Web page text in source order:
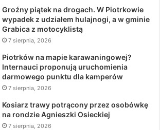
Groźny piątek na drogach. W Piotrkowie
wypadek z udziałem hulajnogi, a w gminie
Grabica z motocyklistą
7 sierpnia, 2026
Piotrków na mapie karawaningowej?
Internauci proponują uruchomienia
darmowego punktu dla kamperów
7 sierpnia, 2026
Kosiarz trawy potrącony przez osobówkę
na rondzie Agnieszki Osieckiej
7 sierpnia, 2026